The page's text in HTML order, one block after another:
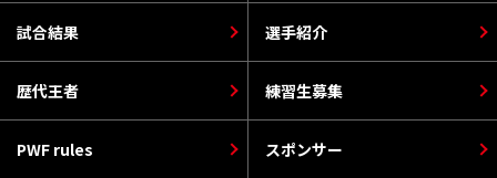
選手紹介
PWF rules
歴代王者
スポンサー
試合結果
練習生募集